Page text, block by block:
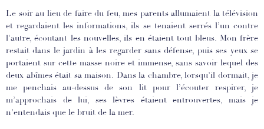
Le soir au lieu de faire du feu, mes parents allumaient la télévision
et regardaient les informations, ils se tenaient serrés l’un contre
l’autre, écoutant les nouvelles, ils en étaient tout bleus. Mon frère
restait dans le jardin à les regarder sans défense, puis ses yeux se
portaient sur cette masse noire et immense, sans savoir lequel des
deux abîmes était sa maison. Dans la chambre, lorsqu’il dormait, je
me penchais au-dessus de son lit pour l’écouter respirer, je
m’approchais de lui, ses lèvres étaient entrouvertes, mais je
n’entendais que le bruit de la mer.